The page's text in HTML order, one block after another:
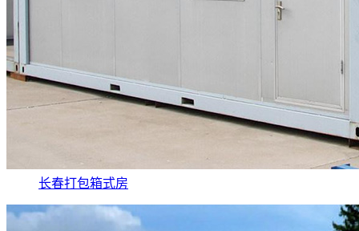
长春打包箱式房